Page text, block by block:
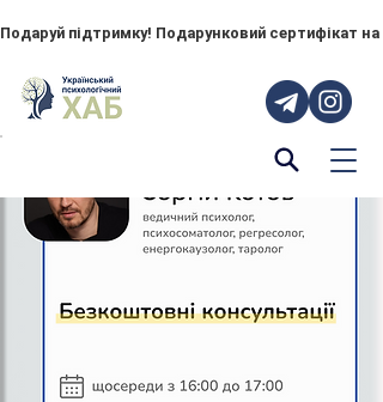
Подаруй підтримку! Подарунковий сертифікат